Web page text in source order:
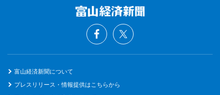
富山経済新聞について
プレスリリース・情報提供はこちらから